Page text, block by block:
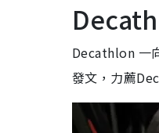
Decathlon 一
發文，力薦